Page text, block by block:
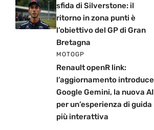
sfida di Silverstone: il
ritorno in zona punti è
l’obiettivo del GP di Gran
Bretagna
MOTOGP
Renault openR link:
l’aggiornamento introduce
Google Gemini, la nuova AI
per un’esperienza di guida
più interattiva